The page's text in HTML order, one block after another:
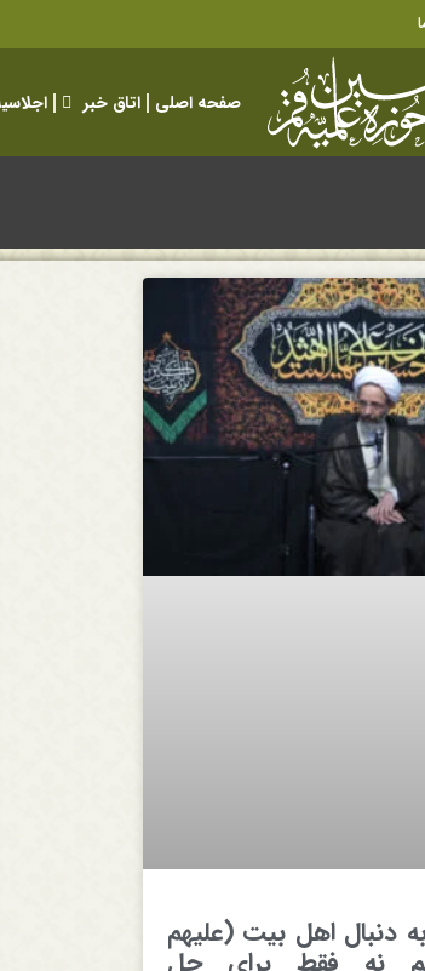
صفحه اصلی اتاق خبر
دنبال اهل بیت (علیهم